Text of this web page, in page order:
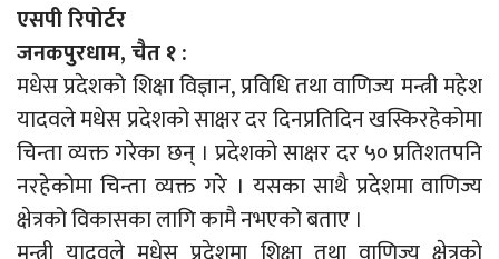
एसपी रिपोर्टर
जनकपुरधाम, चैत १ :
मधेस प्रदेशको शिक्षा विज्ञान, प्रविधि तथा वाणिज्य मन्त्री महेश
यादवले मधेस प्रदेशको साक्षर दर दिनप्रतिदिन खस्किरहेकोमा
चिन्ता व्यक्त गरेका छन् । प्रदेशको साक्षर दर ५० प्रतिशतपनि
नरहेकोमा चिन्ता व्यक्त गरे । यसका साथै प्रदेशमा वाणिज्य
क्षेत्रको विकासका लागि कामै नभएको बताए ।